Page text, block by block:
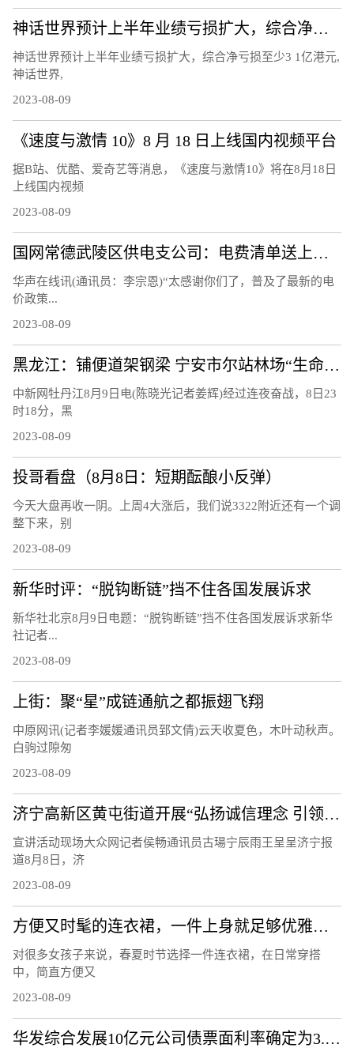
神话世界预计上半年业绩亏损扩大，综合净亏损至少3.1亿港元
神话世界预计上半年业绩亏损扩大，综合净亏损至少3 1亿港元,
神话世界,
2023-08-09
《速度与激情 10》8 月 18 日上线国内视频平台
据B站、优酷、爱奇艺等消息，《速度与激情10》将在8月18日
上线国内视频
2023-08-09
国网常德武陵区供电支公司：电费清单送上门 让客户用上“明白电”
华声在线讯(通讯员：李宗恩)“太感谢你们了，普及了最新的电
价政策...
2023-08-09
黑龙江：铺便道架钢梁 宁安市尔站林场“生命通道”打通
中新网牡丹江8月9日电(陈晓光记者姜辉)经过连夜奋战，8日23
时18分，黑
2023-08-09
投哥看盘（8月8日：短期酝酿小反弹）
今天大盘再收一阴。上周4大涨后，我们说3322附近还有一个调
整下来，别
2023-08-09
新华时评：“脱钩断链”挡不住各国发展诉求
新华社北京8月9日电题：“脱钩断链”挡不住各国发展诉求新华
社记者...
2023-08-09
上街：聚“星”成链通航之都振翅飞翔
中原网讯(记者李媛媛通讯员郅文倩)云天收夏色，木叶动秋声。
白驹过隙匆
2023-08-09
济宁高新区黄屯街道开展“弘扬诚信理念 引领文明风尚”主题宣讲活动
宣讲活动现场大众网记者侯畅通讯员古瑒宁辰雨王呈呈济宁报
道8月8日，济
2023-08-09
方便又时髦的连衣裙，一件上身就足够优雅，轻松穿出衣品
对很多女孩子来说，春夏时节选择一件连衣裙，在日常穿搭
中，简直方便又
2023-08-09
华发综合发展10亿元公司债票面利率确定为3.37%